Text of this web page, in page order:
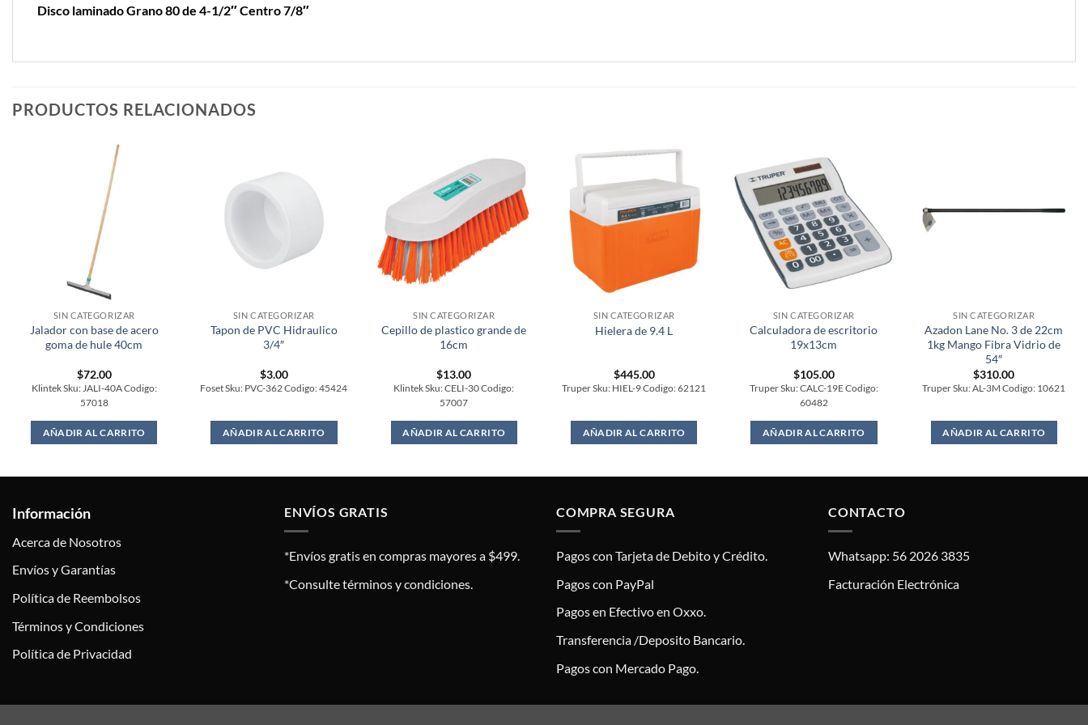
Disco laminado Grano 80 de 4-1/2″ Centro 7/8″
PRODUCTOS RELACIONADOS
SIN CATEGORIZAR
Jalador con base de acero
goma de hule 40cm
$72.00
Klintek Sku: JALI-40A Codigo:
57018
AÑADIR AL CARRITO
SIN CATEGORIZAR
Tapon de PVC Hidraulico
3/4″
$3.00
Foset Sku: PVC-362 Codigo: 45424
AÑADIR AL CARRITO
SIN CATEGORIZAR
Cepillo de plastico grande de
16cm
$13.00
Klintek Sku: CELI-30 Codigo:
57007
AÑADIR AL CARRITO
SIN CATEGORIZAR
Hielera de 9.4 L
$445.00
Truper Sku: HIEL-9 Codigo: 62121
AÑADIR AL CARRITO
SIN CATEGORIZAR
Calculadora de escritorio
19x13cm
$105.00
Truper Sku: CALC-19E Codigo:
60482
AÑADIR AL CARRITO
SIN CATEGORIZAR
Azadon Lane No. 3 de 22cm
1kg Mango Fibra Vidrio de
54″
$310.00
Truper Sku: AL-3M Codigo: 10621
AÑADIR AL CARRITO
Información
Acerca de Nosotros
Envíos y Garantías
Política de Reembolsos
Términos y Condiciones
Política de Privacidad
ENVÍOS GRATIS
*Envíos gratis en compras mayores a $499.
*Consulte términos y condiciones.
COMPRA SEGURA
Pagos con Tarjeta de Debito y Crédito.
Pagos con PayPal
Pagos en Efectivo en Oxxo.
Transferencia /Deposito Bancario.
Pagos con Mercado Pago.
CONTACTO
Whatsapp: 56 2026 3835
Facturación Electrónica